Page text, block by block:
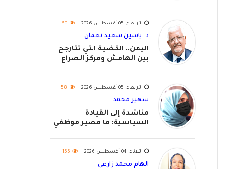
الأربعاء, 05 أغسطس 2026 60
د. ياسين سعيد نعمان
اليمن.. القضية التي تتأرجح
بين الهامش ومركز الصراع
الأربعاء, 05 أغسطس 2026 58
سهير محمد
مناشدة إلى القيادة
السياسية: ما مصير موظفي
الثلاثاء, 04 أغسطس 2026 155
الهام محمد زارعي